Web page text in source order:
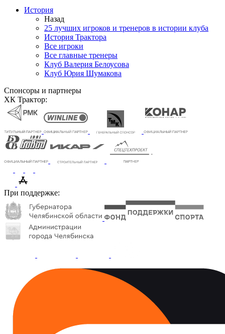
История
Назад
25 лучших игроков и тренеров в истории клуба
История Трактора
Все игроки
Все главные тренеры
Клуб Валерия Белоусова
Клуб Юрия Шумакова
Спонсоры и партнеры
ХК Трактор:
При поддержке: